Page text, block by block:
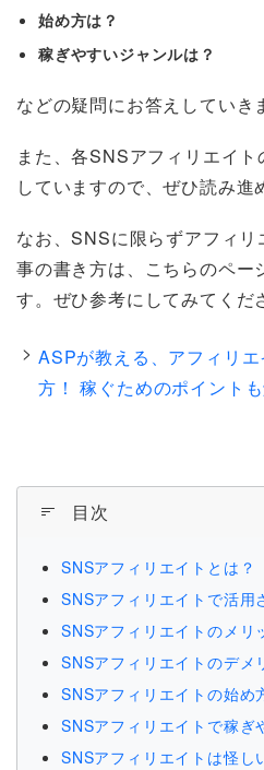
始め方は？
稼ぎやすいジャンルは？
などの疑問にお答えしていき
また、各SNSアフィリエイ
していますので、ぜひ読み進
なお、SNSに限らずアフィ
事の書き方は、こちらのペー
す。ぜひ参考にしてみてくだ
ASPが教える、アフィリ
方！ 稼ぐためのポイント
目次
SNSアフィリエイトとは？
SNSアフィリエイトで活用
SNSアフィリエイトのメリ
SNSアフィリエイトのデメ
SNSアフィリエイトの始め
SNSアフィリエイトで稼ぎ
SNSアフィリエイトは怪